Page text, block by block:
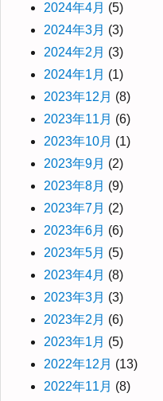
2024年4月 (5)
2024年3月 (3)
2024年2月 (3)
2024年1月 (1)
2023年12月 (8)
2023年11月 (6)
2023年10月 (1)
2023年9月 (2)
2023年8月 (9)
2023年7月 (2)
2023年6月 (6)
2023年5月 (5)
2023年4月 (8)
2023年3月 (3)
2023年2月 (6)
2023年1月 (5)
2022年12月 (13)
2022年11月 (8)